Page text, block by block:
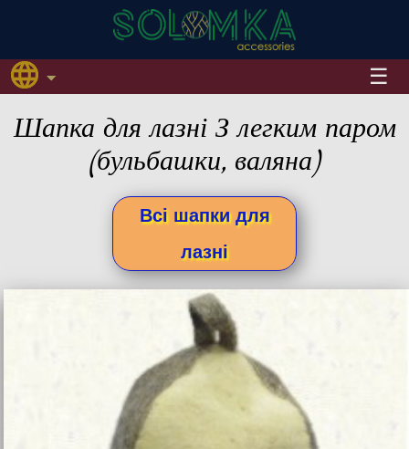
Шапка для лазні З легким паром
(бульбашки, валяна)
Всі шапки для
лазні